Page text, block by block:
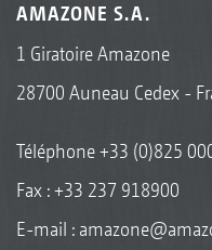
AMAZONE S.A.
1 Giratoire Amazone
28700 Auneau Cedex -
Téléphone+33 (0)825
Fax : +33 237 918900
E-mail :